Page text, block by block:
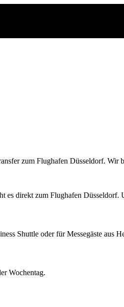
zum Flughafen Düsseldorf. Wir
es direkt zum Flughafen Düsseldorf.
Shuttle oder für Messegäste aus
Wochentag.